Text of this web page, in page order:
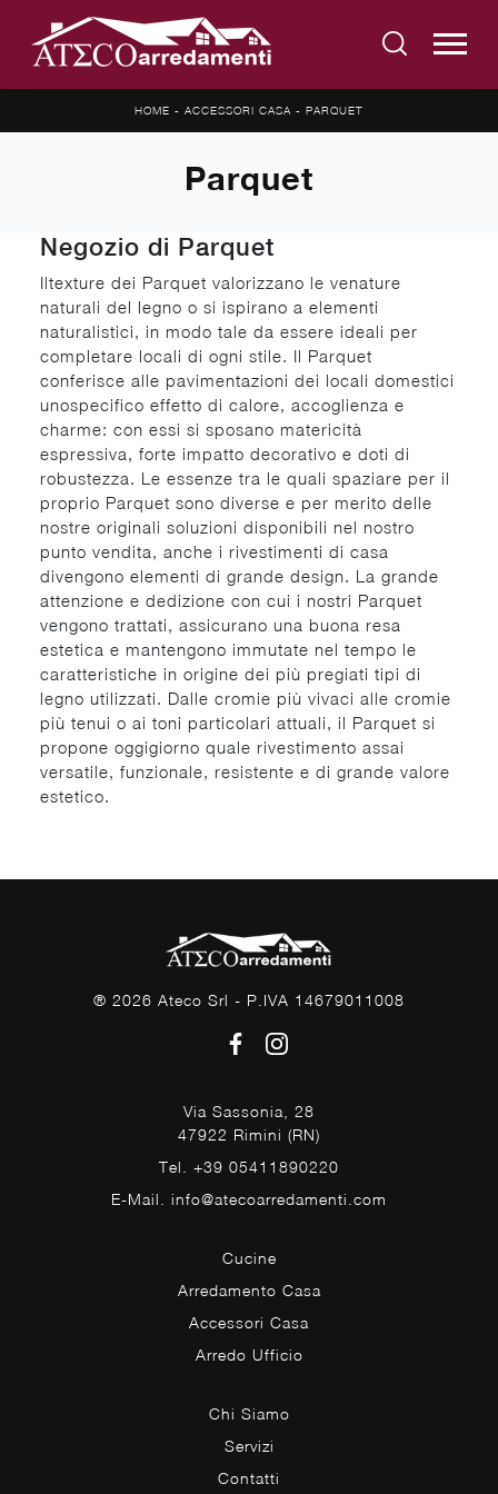
HOME - ACCESSORI CASA - PARQUET
Parquet
Negozio di Parquet
Iltexture dei Parquet valorizzano le venature
naturali del legno o si ispirano a elementi
naturalistici, in modo tale da essere ideali per
completare locali di ogni stile. Il Parquet
conferisce alle pavimentazioni dei locali domestici
unospecifico effetto di calore, accoglienza e
charme: con essi si sposano matericità
espressiva, forte impatto decorativo e doti di
robustezza. Le essenze tra le quali spaziare per il
proprio Parquet sono diverse e per merito delle
nostre originali soluzioni disponibili nel nostro
punto vendita, anche i rivestimenti di casa
divengono elementi di grande design. La grande
attenzione e dedizione con cui i nostri Parquet
vengono trattati, assicurano una buona resa
estetica e mantengono immutate nel tempo le
caratteristiche in origine dei più pregiati tipi di
legno utilizzati. Dalle cromie più vivaci alle cromie
più tenui o ai toni particolari attuali, il Parquet si
propone oggigiorno quale rivestimento assai
versatile, funzionale, resistente e di grande valore
estetico.
® 2026 Ateco Srl - P.IVA 14679011008
Via Sassonia, 28
47922 Rimini (RN)
Tel. +39 05411890220
E-Mail. info@atecoarredamenti.com
Cucine
Arredamento Casa
Accessori Casa
Arredo Ufficio
Chi Siamo
Servizi
Contatti